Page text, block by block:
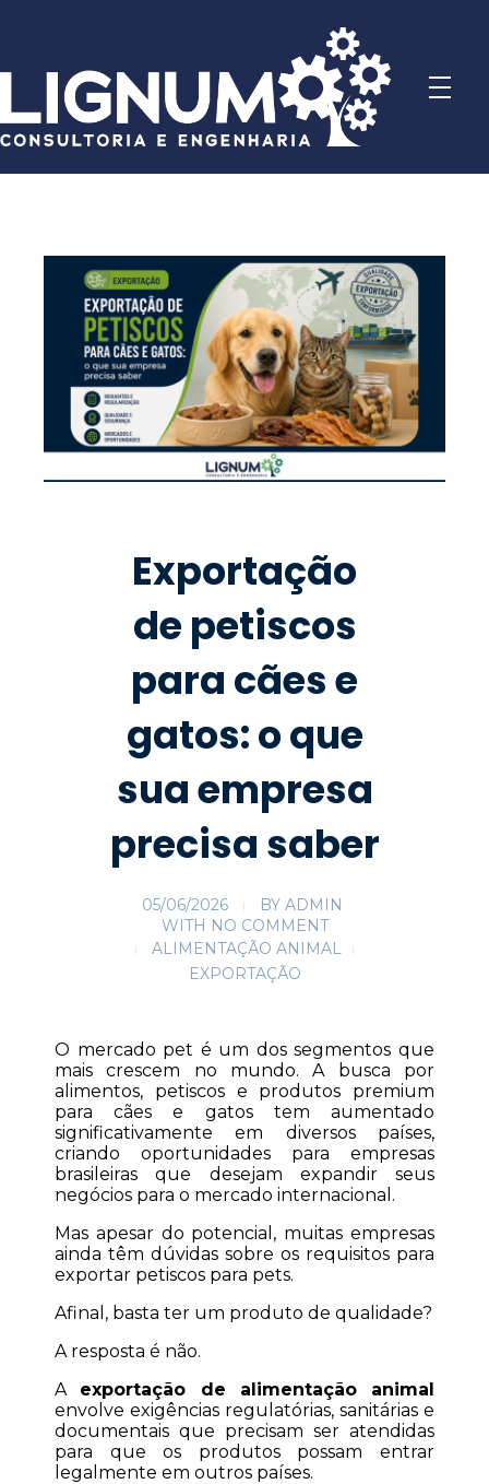
Exportação
de petiscos
para cães e
gatos: o que
sua empresa
precisa saber
05/06/2026 BY ADMIN
WITH NO COMMENT
ALIMENTAÇÃO ANIMAL
EXPORTAÇÃO
O mercado pet é um dos segmentos que
mais crescem no mundo. A busca por
alimentos, petiscos e produtos premium
para cães e gatos tem aumentado
significativamente em diversos países,
criando oportunidades para empresas
brasileiras que desejam expandir seus
negócios para o mercado internacional.
Mas apesar do potencial, muitas empresas
ainda têm dúvidas sobre os requisitos para
exportar petiscos para pets.
Afinal, basta ter um produto de qualidade?
A resposta é não.
A exportação de alimentação animal
envolve exigências regulatórias, sanitárias e
documentais que precisam ser atendidas
para que os produtos possam entrar
legalmente em outros países.